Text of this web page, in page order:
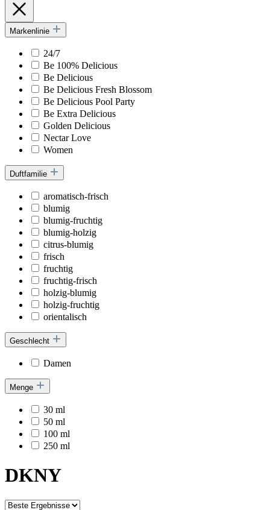
Markenlinie
24/7
Be 100% Delicious
Be Delicious
Be Delicious Fresh Blossom
Be Delicious Pool Party
Be Extra Delicious
Golden Delicious
Nectar Love
Women
Duftfamilie
aromatisch-frisch
blumig
blumig-fruchtig
blumig-holzig
citrus-blumig
frisch
fruchtig
fruchtig-frisch
holzig-blumig
holzig-fruchtig
orientalisch
Geschlecht
Damen
Menge
30 ml
50 ml
100 ml
250 ml
DKNY